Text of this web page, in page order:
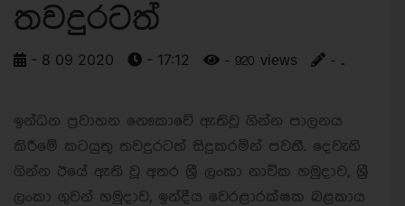
තවදුරටත්
- 8 09 2020 - 17:12 - 920 views - ..
ඉන්ධන ප්‍රවාහන නෞකාවේ ඇතිවූ ගින්න පාලනය
කිරීමේ කටයුතු තවදුරටත් සිදුකරමින් පවතී. දෙවැනි
ගින්න ඊයේ ඇති වූ අතර ශ්‍රී ලංකා නාවික හමුදාව, ශ්‍රී
ලංකා ගුවන් හමුදාව, ඉන්දීය වෙරළාරක්ෂක බළකාය